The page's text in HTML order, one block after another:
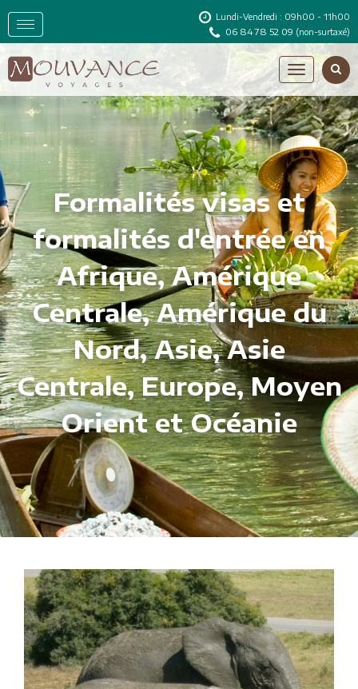
Lundi-Vendredi : 09h00 - 11h00
06 84 78 52 09 (non-surtaxé)
Formalités visas et
formalités d'entrée en
Afrique, Amérique
Centrale, Amérique du
Nord, Asie, Asie
Centrale, Europe, Moyen
Orient et Océanie